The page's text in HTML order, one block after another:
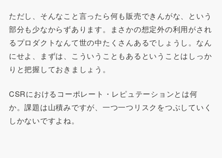
ただし、そんなこと言ったら何も販売できんがな、という
部分も少なからずあります。まさかの想定外の利用がされ
るプロダクトなんて世の中たくさんあるでしょうし。なん
にせよ、まずは、こういうこともあるということはしっか
りと把握しておきましょう。
CSRにおけるコーポレート・レピュテーションとは何
か。課題は山積みですが、一つ一つリスクをつぶしていく
しかないですよね。